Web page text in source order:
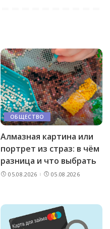
ОБЩЕСТВО
Алмазная картина или
портрет из страз: в чём
разница и что выбрать
05.08.2026 05.08.2026